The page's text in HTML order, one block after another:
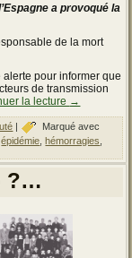
a provoqué la
de la mort
pour informer que
de transmission
la lecture →
|
Marqué avec
,épidémie ,hémorragies
?…